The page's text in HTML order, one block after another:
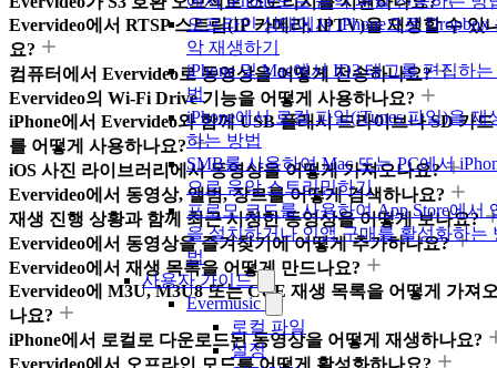
오프라인 상태에서 iPhone으로 Dropbox
악 재생하기
iPhone 및 Mac에서 ID3 태그를 편집하
법
iPhone에서 로컬 파일(iTunes 파일)을 재
하는 방법
SMB를 사용하여 Mac 또는 PC에서
으로 음악 스트리밍하기
프로모 코드를 사용하여 App Store에서
을 설치하거나 인앱 구매를 활성화하는
법
사용자 가이드
Evermusic
로컬 파일
설정
Evervideo에서 RTSP 스트림(IP 카메라, IPTV)을 재생할 수 있
요?
컴퓨터에서 Evervideo로 동영상을 어떻게 전송하나요?
Evervideo의 Wi-Fi Drive 기능을 어떻게 사용하나요?
iPhone에서 Evervideo와 함께 USB 플래시 드라이브나 SD 카드
를 어떻게 사용하나요?
iOS 사진 라이브러리에서 동영상을 어떻게 가져오나요?
Evervideo에서 동영상, 앨범, 장르를 어떻게 검색하나요?
재생 진행 상황과 함께 최근 시청한 동영상을 어떻게 보나요?
Evervideo에서 동영상을 즐겨찾기에 어떻게 추가하나요?
Evervideo에서 재생 목록을 어떻게 만드나요?
Evervideo에 M3U, M3U8 또는 CUE 재생 목록을 어떻게 가져
나요?
iPhone에서 로컬로 다운로드된 동영상을 어떻게 재생하나요?
Evervideo에서 오프라인 모드를 어떻게 활성화하나요?